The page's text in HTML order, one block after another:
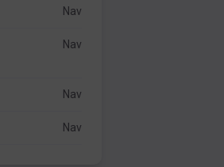
Nav
Nav
Nav
Nav